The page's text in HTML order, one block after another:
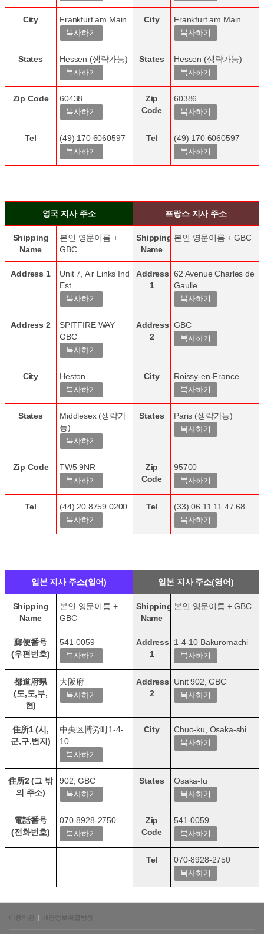
City Frankfurt am Main City Frankfurt am Main
States Hessen (생략가능) States Hessen (생략가능)
Zip Code 60438
Zip
Code
60386
Tel (49) 170 6060597 Tel (49) 170 6060597
영국 지사 주소 프랑스 지사 주소
Shipping
Name
본인 영문이름 +
GBC
Shipping
Name
본인 영문이름 + GBC
Address 1
Unit 7, Air Links Ind
Est
Address
1
62 Avenue Charles de
Gaulle
Address 2
SPITFIRE WAY
GBC
Address
2
GBC
City Heston City Roissy-en-France
States
Middlesex (생략가
능)
States Paris (생략가능)
Zip Code TW5 9NR
Zip
Code
95700
Tel (44) 20 8759 0200 Tel (33) 06 11 11 47 68
일본 지사 주소(일어) 일본 지사 주소(영어)
Shipping
Name
본인 영문이름 +
GBC
Shipping
Name
본인 영문이름 + GBC
郵便番号
(우편번호)
541-0059
Address
1
1-4-10 Bakuromachi
都道府県
(도,도,부,
현)
大阪府
Address
2
Unit 902, GBC
住所1 (시,
군,구,번지)
中央区博労町1-4-
10
City Chuo-ku, Osaka-shi
住所2 (그 밖
의 주소)
902 , GBC States Osaka-fu
電話番号
(전화번호)
070-8928-2750
Zip
Code
541-0059
Tel 070-8928-2750
이용약관 | 개인정보취급방침